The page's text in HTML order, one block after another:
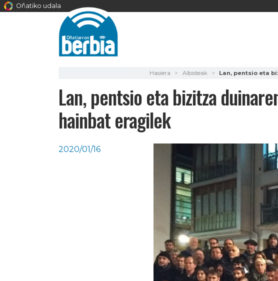
Oñatiko udala
Hasiera Albisteak Lan, pentsio eta
Lan, pentsio eta bizitza
hainbat eragilek
2020/01/16